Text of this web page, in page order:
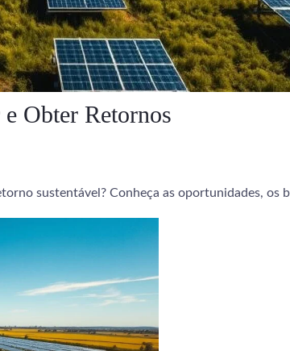
Obter Retornos
sustentável? Conheça as oportunidades, os